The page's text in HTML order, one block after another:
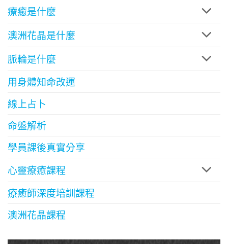
療癒是什麼
澳洲花晶是什麼
脈輪是什麼
用身體知命改運
線上占卜
命盤解析
學員課後真實分享
心靈療癒課程
療癒師深度培訓課程
澳洲花晶課程